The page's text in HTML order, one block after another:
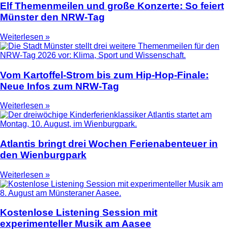
Elf Themenmeilen und große Konzerte: So feiert
Münster den NRW-Tag
Weiterlesen »
Vom Kartoffel-Strom bis zum Hip-Hop-Finale:
Neue Infos zum NRW-Tag
Weiterlesen »
Atlantis bringt drei Wochen Ferienabenteuer in
den Wienburgpark
Weiterlesen »
Kostenlose Listening Session mit
experimenteller Musik am Aasee